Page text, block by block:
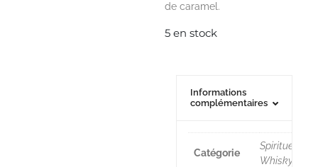
de caramel.
5 en stock
Informations
complémentaires
Catégorie
Spiritueux,
Whisky